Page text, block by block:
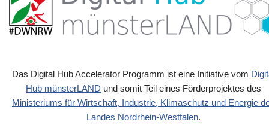
Das Digital Hub Accelerator Programm ist eine Initiative vom
Hub münsterLAND und somit Teil eines Förderprojektes des
Ministeriums für Wirtschaft, Industrie, Klimaschutz und Energie
Landes Nordrhein-Westfalen.